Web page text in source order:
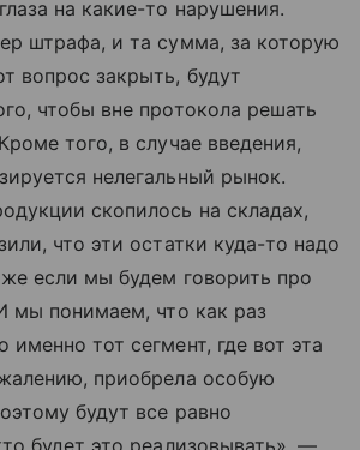
на какие-то нарушения.
штрафа, и та сумма, за которую
вопрос закрыть, будут
чтобы вне протокола решать
того, в случае введения,
нелегальный рынок.
скопилось на складах,
что эти остатки куда-то надо
если мы будем говорить про
мы понимаем, что как раз
тот сегмент, где вот эта
приобрела особую
будут все равно
будет это реализовывать», —